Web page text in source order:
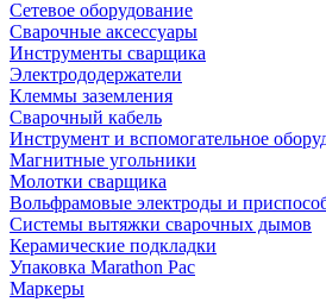
Сетевое оборудование
Сварочные аксессуары
Инструменты сварщика
Электрододержатели
Клеммы заземления
Сварочный кабель
Инструмент и вспомогательное
Магнитные угольники
Молотки сварщика
Вольфрамовые электроды и
Системы вытяжки сварочных дымов
Керамические подкладки
Упаковка Marathon Pac
Маркеры